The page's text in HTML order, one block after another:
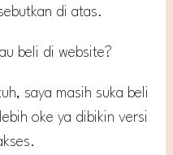
di atas.
beli di website?
saya masih suka beli
oke ya dibikin versi